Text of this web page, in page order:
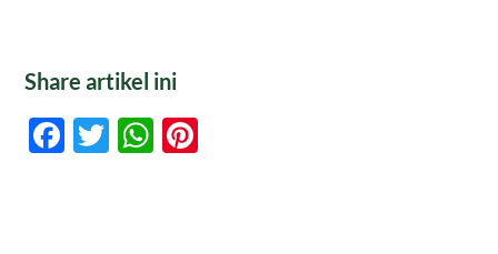
Share artikel ini
Facebook
TwitterWhatsApp